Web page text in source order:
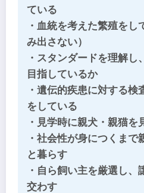
ている
・血統を考えた繁殖を
み出さない）
・スタンダードを理解し
目指しているか
・遺伝的疾患に対する
をしている
・見学時に親犬・親猫を
・社会性が身につくま
と暮らす
・自ら飼い主を厳選し、
交わす